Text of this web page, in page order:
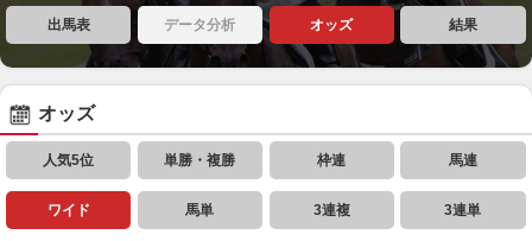
出馬表 データ分析 オッズ 結果
オッズ
人気5位 単勝・複勝 枠連 馬連
ワイド 馬単 3連複 3連単